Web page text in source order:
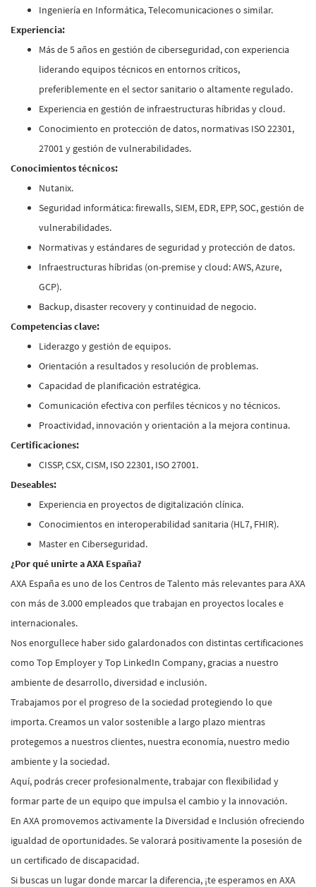
Ingeniería en Informática, Telecomunicaciones o similar.
Experiencia:
Más de 5 años en gestión de ciberseguridad, con experiencia
liderando equipos técnicos en entornos críticos,
preferiblemente en el sector sanitario o altamente regulado.
Experiencia en gestión de infraestructuras híbridas y cloud.
Conocimiento en protección de datos, normativas ISO 22301,
27001 y gestión de vulnerabilidades.
Conocimientos técnicos:
Nutanix.
Seguridad informática: firewalls, SIEM, EDR, EPP, SOC, gestión de
vulnerabilidades.
Normativas y estándares de seguridad y protección de datos.
Infraestructuras híbridas (on-premise y cloud: AWS, Azure,
GCP).
Backup, disaster recovery y continuidad de negocio.
Competencias clave:
Liderazgo y gestión de equipos.
Orientación a resultados y resolución de problemas.
Capacidad de planificación estratégica.
Comunicación efectiva con perfiles técnicos y no técnicos.
Proactividad, innovación y orientación a la mejora continua.
Certificaciones:
CISSP, CSX, CISM, ISO 22301, ISO 27001.
Deseables:
Experiencia en proyectos de digitalización clínica.
Conocimientos en interoperabilidad sanitaria (HL7, FHIR).
Master en Ciberseguridad.
¿Por qué unirte a AXA España?
AXA España es uno de los Centros de Talento más relevantes para AXA
con más de 3.000 empleados que trabajan en proyectos locales e
internacionales.
Nos enorgullece haber sido galardonados con distintas certificaciones
como Top Employer y Top LinkedIn Company, gracias a nuestro
ambiente de desarrollo, diversidad e inclusión.
Trabajamos por el progreso de la sociedad protegiendo lo que
importa. Creamos un valor sostenible a largo plazo mientras
protegemos a nuestros clientes, nuestra economía, nuestro medio
ambiente y la sociedad.
Aquí, podrás crecer profesionalmente, trabajar con flexibilidad y
formar parte de un equipo que impulsa el cambio y la innovación.
En AXA promovemos activamente la Diversidad e Inclusión ofreciendo
igualdad de oportunidades. Se valorará positivamente la posesión de
un certificado de discapacidad.
Si buscas un lugar donde marcar la diferencia, ¡te esperamos en AXA